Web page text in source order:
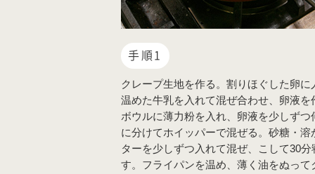
手順1
クレープ生地を作る。割りほぐした卵に
温めた牛乳を入れて混ぜ合わせ、卵液を
ボウルに薄力粉を入れ、卵液を少しずつ
に分けてホイッパーで混ぜる。砂糖・溶
ターを少しずつ入れて混ぜ、こして30分
す。フライパンを温め、薄く油をぬって